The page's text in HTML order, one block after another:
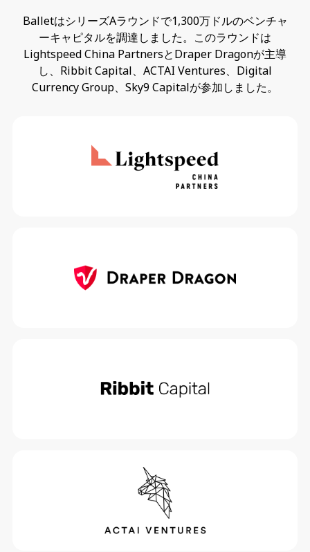
BalletはシリーズAラウンドで1,300万ドルのベンチャ
ーキャピタルを調達しました。このラウンドは
Lightspeed China PartnersとDraper Dragonが主導
し、Ribbit Capital、ACTAI Ventures、Digital
Currency Group、Sky9 Capitalが参加しました。